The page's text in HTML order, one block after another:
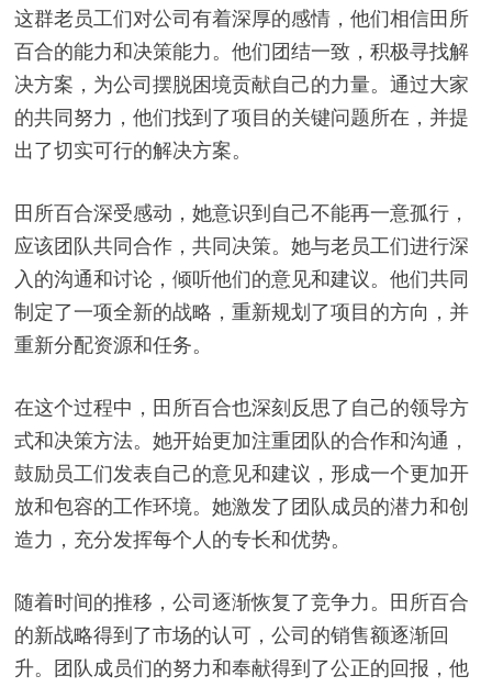
这群老员工们对公司有着深厚的感情，他们相信田所
百合的能力和决策能力。他们团结一致，积极寻找解
决方案，为公司摆脱困境贡献自己的力量。通过大家
的共同努力，他们找到了项目的关键问题所在，并提
出了切实可行的解决方案。
田所百合深受感动，她意识到自己不能再一意孤行，
应该团队共同合作，共同决策。她与老员工们进行深
入的沟通和讨论，倾听他们的意见和建议。他们共同
制定了一项全新的战略，重新规划了项目的方向，并
重新分配资源和任务。
在这个过程中，田所百合也深刻反思了自己的领导方
式和决策方法。她开始更加注重团队的合作和沟通，
鼓励员工们发表自己的意见和建议，形成一个更加开
放和包容的工作环境。她激发了团队成员的潜力和创
造力，充分发挥每个人的专长和优势。
随着时间的推移，公司逐渐恢复了竞争力。田所百合
的新战略得到了市场的认可，公司的销售额逐渐回
升。团队成员们的努力和奉献得到了公正的回报，他